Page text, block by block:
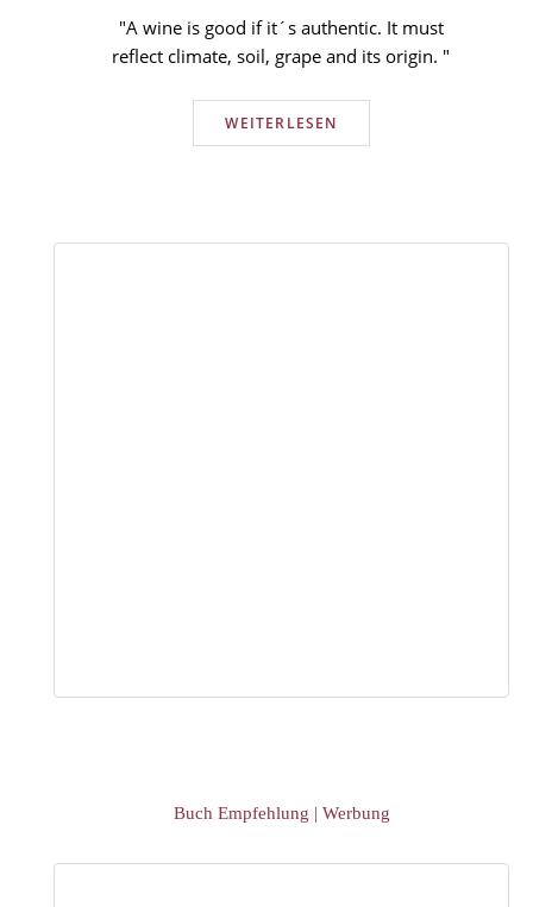
"A wine is good if it´s authentic. It must
reflect climate, soil, grape and its origin. "
WEITERLESEN
Buch Empfehlung | Werbung